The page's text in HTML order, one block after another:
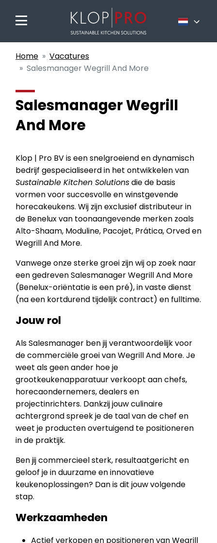
Nederlands
Home
Vacatures
Salesmanager Wegrill And More
Salesmanager Wegrill
And More
Klop | Pro BV is een snelgroeiend en dynamisch
bedrijf gespecialiseerd in het ontwikkelen van
Sustainable Kitchen Solutionsdie de basis
vormen voor succesvolle en winstgevende
horecakeukens. Wij zijn exclusief distributeur in
de Benelux van toonaangevende merken zoals
Alto-Shaam, Moduline, Pacojet, Prática, Orved en
Wegrill And More.
Vanwege onze sterke groei zijn wij op zoek naar
een gedreven Salesmanager Wegrill And More
(Benelux-oriëntatie is een pré), in vaste dienst
(na een kortdurend tijdelijk contract) en fulltime.
Jouw rol
Als Salesmanager ben jij verantwoordelijk voor
de commerciële groei van Wegrill And More. Je
weet als geen ander hoe je
grootkeukenapparatuur verkoopt aan chefs,
horecaondernemers, dealers en
projectinrichters. Dankzij jouw culinaire
achtergrond spreek je de taal van de chef en
weet je producten overtuigend te positioneren
in de praktijk.
Ben jij commercieel sterk, resultaatgericht en
geloof je in duurzame en innovatieve
keukenoplossingen? Dan is dit jouw volgende
stap.
Werkzaamheden
Actief verkopen en positioneren van Wegrill